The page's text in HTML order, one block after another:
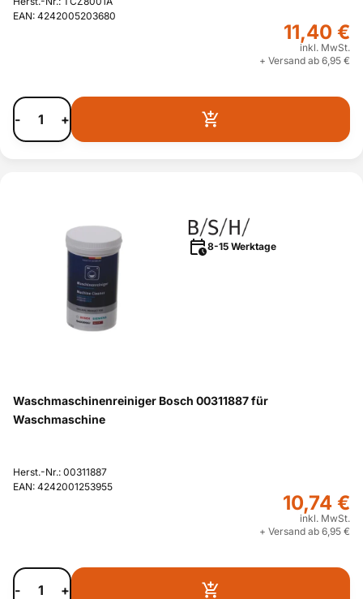
EAN: 4242005203680
11,40 €
inkl. MwSt.
+ Versand ab 6,95 €
- +
8-15 Werktage
Waschmaschinenreiniger Bosch 00311887 für
Waschmaschine
Herst.-Nr.: 00311887
EAN: 4242001253955
10,74 €
inkl. MwSt.
+ Versand ab 6,95 €
- +